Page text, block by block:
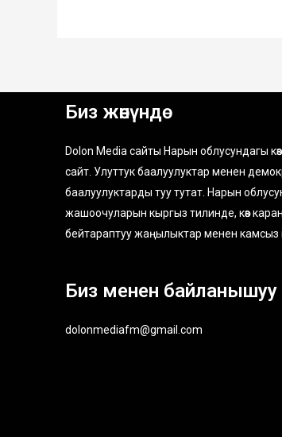
Биз жөнүндө
Dolon Media сайты Нарын облусундагы
сайт. Улуттук баалуулуктар менен
баалуулуктарды туу тутат. Нарын
жашоочуларын кыргыз тилинде, көз
бейтараптуу жаңылыктар менен камсыз
Биз менен байланышуу
dolonmediafm@gmail.com